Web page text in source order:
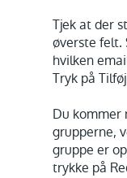
Tjek at der
øverste felt.
hvilken
Tryk på
Du kommer
grupperne,
gruppe er
trykke på